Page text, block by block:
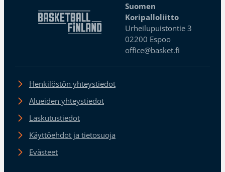
Suomen
Koripalloliitto
Urheilupuistontie 3
02200 Espoo
office@basket.fi
Henkilöstön yhteystiedot
Alueiden yhteystiedot
Laskutustiedot
Käyttöehdot ja tietosuoja
Evästeet